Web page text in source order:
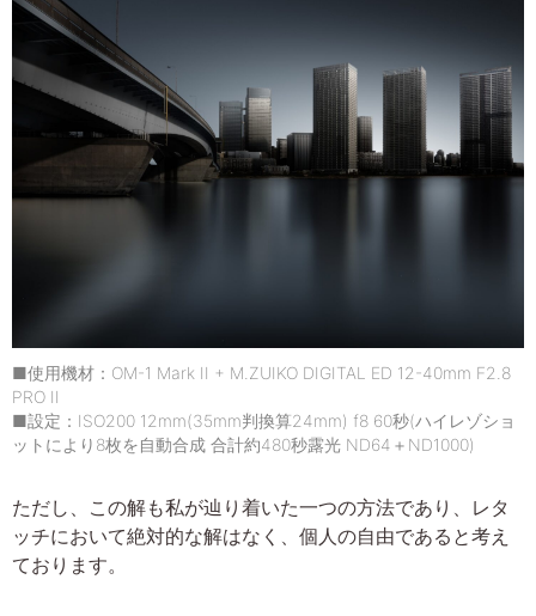
■使用機材：OM-1 Mark II + M.ZUIKO DIGITAL ED 12-40mm F2.8
PRO II
■設定：ISO200 12mm(35mm判換算24mm) f8 60秒(ハイレゾショ
ットにより8枚を自動合成 合計約480秒露光 ND64＋ND1000)
ただし、この解も私が辿り着いた一つの方法であり、レタ
ッチにおいて絶対的な解はなく、個人の自由であると考え
ております。